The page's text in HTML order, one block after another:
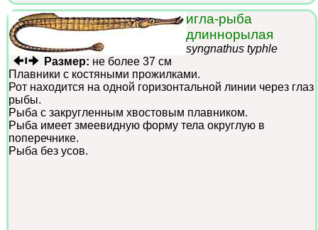
игла-рыба
длиннорылая
syngnathus typhle
Размер: не более 37 см
Плавники с костяными прожилками.
Рот находится на одной горизонтальной линии через глаз
рыбы.
Рыба с закругленным хвостовым плавником.
Рыба имеет змеевидную форму тела округлую в
поперечнике.
Рыба без усов.